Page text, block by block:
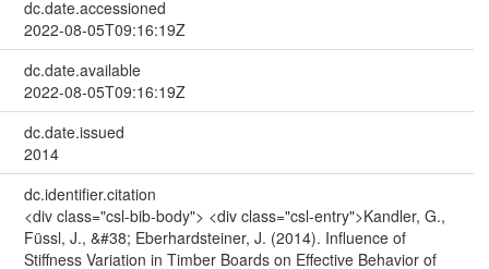
dc.date.accessioned
2022-08-05T09:16:19Z
dc.date.available
2022-08-05T09:16:19Z
dc.date.issued
2014
dc.identifier.citation
<div class="csl-bib-body"> <div class="csl-entry">Kandler, G.,
Füssl, J., &#38; Eberhardsteiner, J. (2014). Influence of
Stiffness Variation in Timber Boards on Effective Behavior of